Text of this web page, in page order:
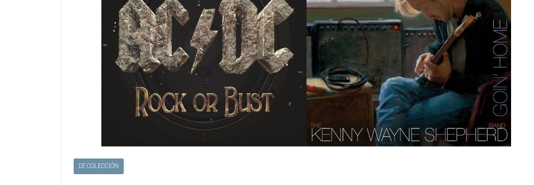
DE COLECCIÓN